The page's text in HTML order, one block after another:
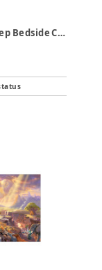
Graco Sweet2sleep Bedside Crib - Oatmeal